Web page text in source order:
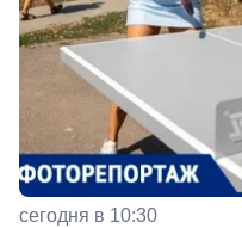
сегодня в 10:30